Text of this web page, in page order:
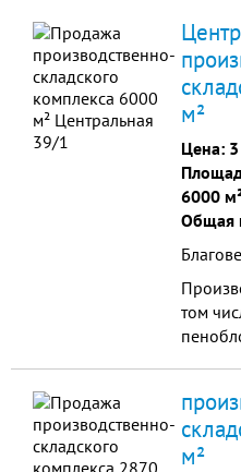
м²
Цена:
6000
Общая
том
м²